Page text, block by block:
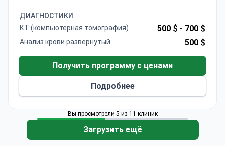
исследовательских клиник Южной Кореи
диагностике рака здесь применяют
компьютерную систему IBM Watson
(Ай Би Эм
больницах мира.
Ежегодно в медицинском центре Гиль проходят
более 400 000 амбулаторных
стационарных пациентов.
ДИАГНОСТИКИ
КТ (компьютерная томография)
500 $ - 700 $
Анализ крови развернутый 500 $
Получить программу с ценами
Подробнее
Вы просмотрели 5 из 11 клиник
Загрузить ещё